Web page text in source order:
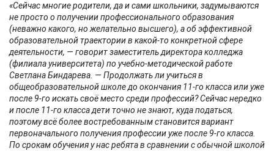
«Сейчас многие родители, да и сами школьники, задумываются
не просто о получении профессионального образования
(неважно какого, но желательно высшего), а об эффективной
образовательной траектории в какой-то конкретной сфере
деятельности, — говорит заместитель директора колледжа
(филиала университета) по учебно-методической работе
Светлана Биндарева. — Продолжать ли учиться в
общеобразовательной школе до окончания 11-го класса или уже
после 9-го искать своё место среди профессий? Сейчас нередко
и после 11-го класса дети точно не знают, куда податься,
поэтому всё более востребованным становится вариант
первоначального получения профессии уже после 9-го класса.
По срокам обучения у нас ребята в сравнении с обычной школой